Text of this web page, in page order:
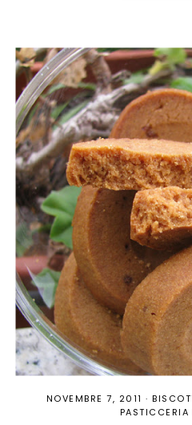
NOVEMBRE 7, 2011 ·
PASTICCERIA